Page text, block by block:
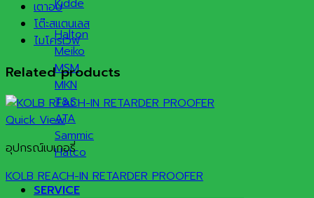
Kidde
Halton
Meiko
MSM
MKN
T&S
ATA
Sammic
Hatco
SERVICE
เตาอบ
โต๊ะสแตนเลส
ไมโครเวฟ
Related products
Quick View
อุปกรณ์เบเกอรี่
KOLB REACH-IN RETARDER PROOFER